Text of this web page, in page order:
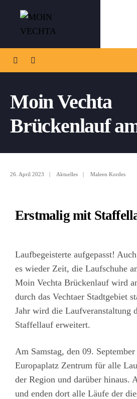
Moin Vechta
Brückenlauf
26. April 2023 | Aktuelles | Maleen Kordes
Erstmalig mit
Laufbegeisterte aufgepasst!
es wieder Zeit, die Laufschuhe
Moin Vechta Brückenlauf wird
durch das Vechtaer Stadtgebiet
Jahr wird die Laufveranstaltung
Staffellauf erweitert.
Am Samstag, den 09.
Europaplatz Zentrum für alle
der Region und darüber hinaus.
und enden dort alle Läufe der